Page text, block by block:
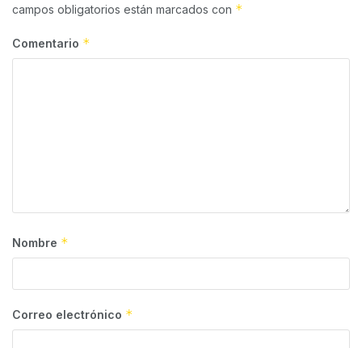
campos obligatorios están marcados con *
Comentario *
Nombre *
Correo electrónico *